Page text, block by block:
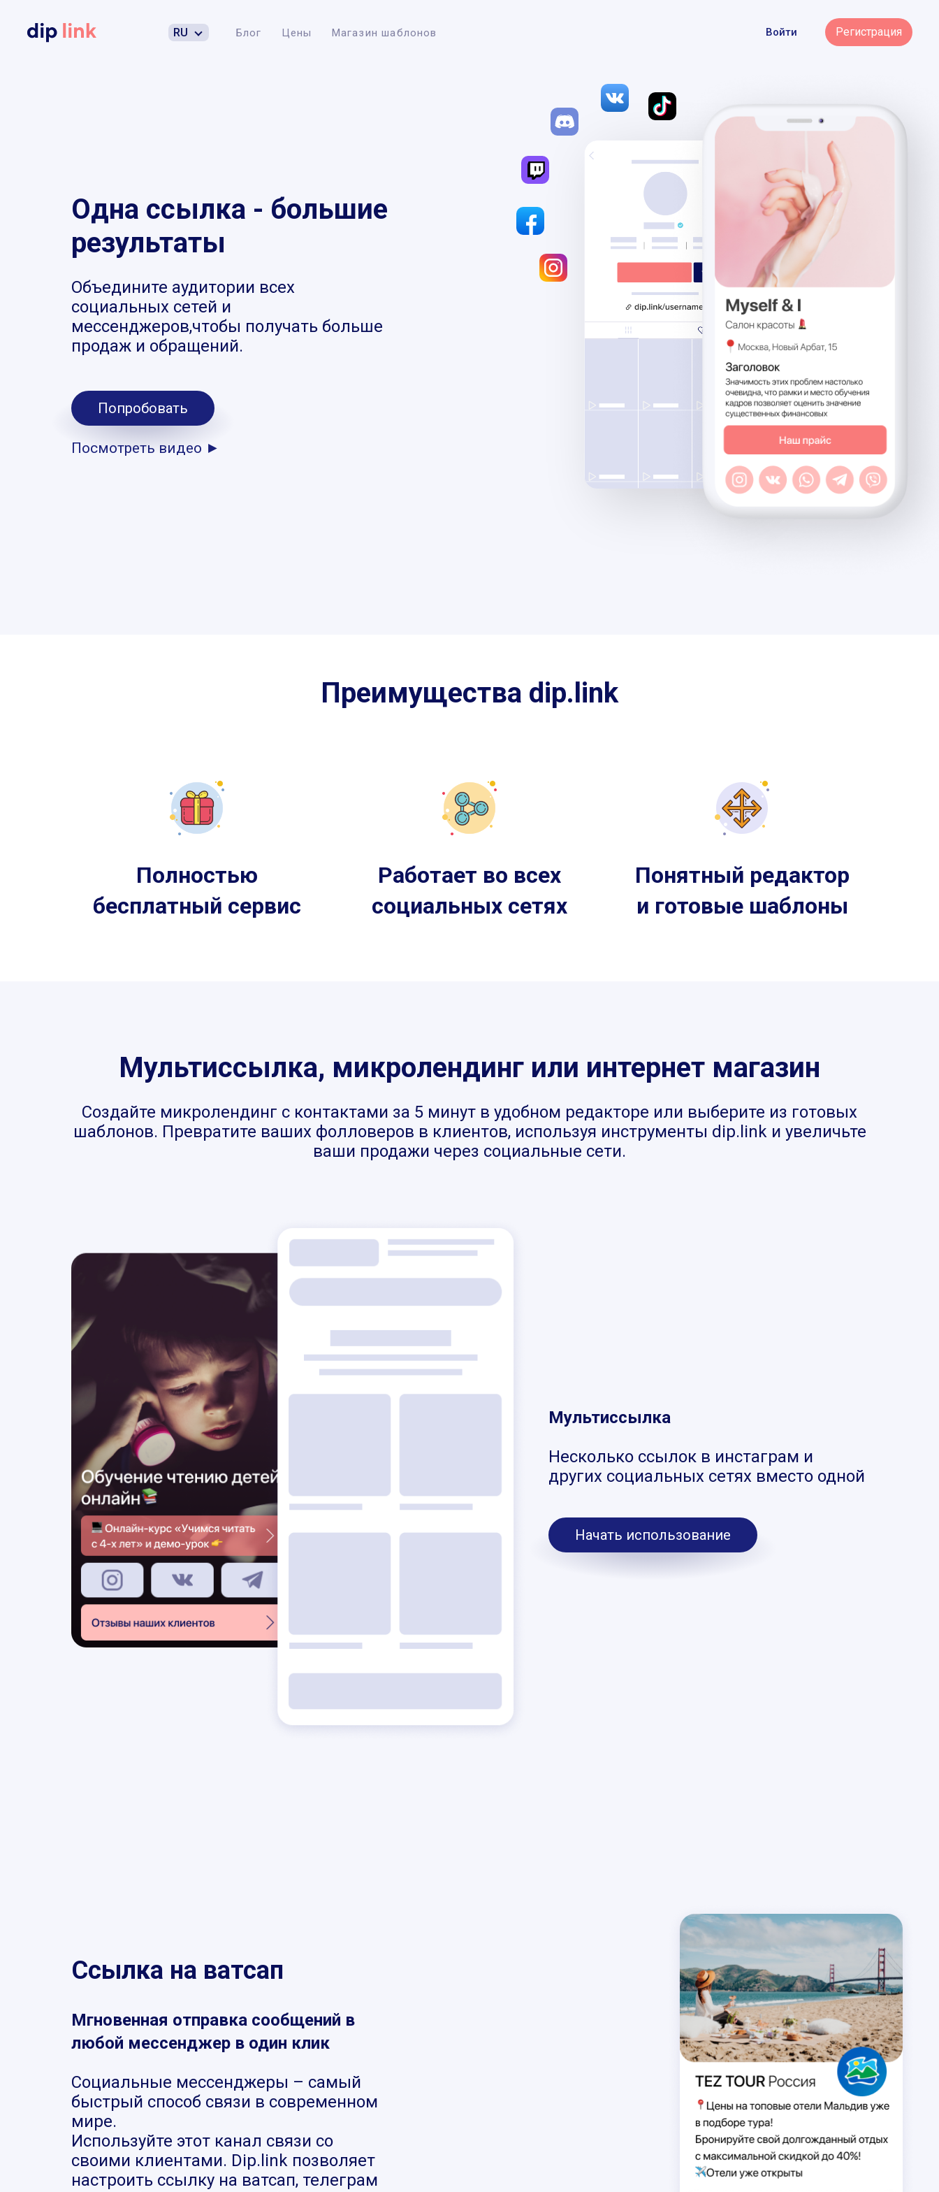
RU Блог Цены Магазин шаблонов Войти Регистрация
Одна ссылка - большие
результаты
Объедините аудитории всех
социальных сетей и
мессенджеров,чтобы получать больше
продаж и обращений.
Попробовать
Посмотреть видео ►
Преимущества dip.link
Полностью
бесплатный сервис
Работает во всех
социальных сетях
Понятный редактор
и готовые шаблоны
Мультиссылка, микролендинг или интернет магазин
Создайте микролендинг с контактами за 5 минут в удобном редакторе или выберите из готовых
шаблонов. Превратите ваших фолловеров в клиентов, используя инструменты dip.link и увеличьте
ваши продажи через социальные сети.
Мультиссылка
Несколько ссылок в инстаграм и
других социальных сетях вместо одной
Начать использование
SKYPE
MESSENGER
VIBER
TELEGRAM
WHATSAPP
Здравствуйте! Хочу заказать
☀️
Ссылка на ватсап
Мгновенная отправка сообщений в
любой мессенджер в один клик
Социальные мессенджеры – самый
быстрый способ связи в современном
мире.
Используйте этот канал связи со
своими клиентами. Dip.link позволяет
настроить ссылку на ватсап, телеграм